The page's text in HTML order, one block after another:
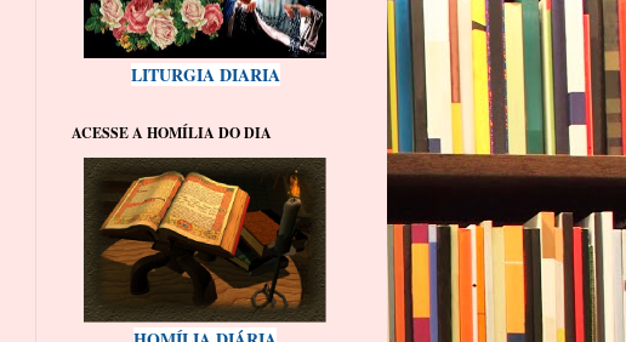
LITURGIA DIARIA
ACESSE A HOMÍLIA DO DIA